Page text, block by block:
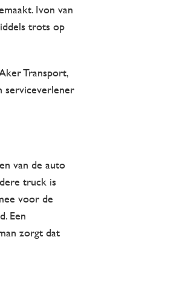
Ivon van
trots op
Transport,
serviceverlener
van de auto
truck is
voor de
Een
zorgt dat